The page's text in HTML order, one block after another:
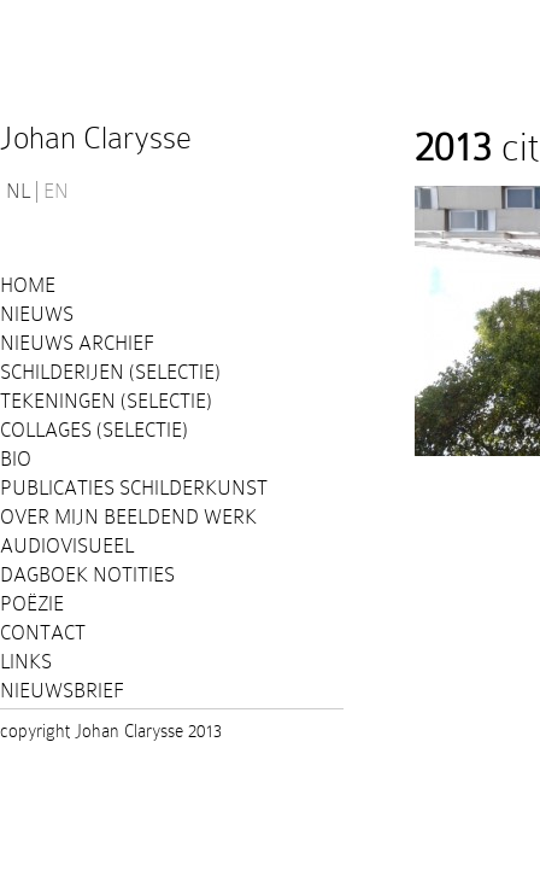
Johan Clarysse
NL EN
HOME
NIEUWS
NIEUWS ARCHIEF
SCHILDERIJEN (SELECTIE)
TEKENINGEN (SELECTIE)
COLLAGES (SELECTIE)
BIO
PUBLICATIES SCHILDERKUNST
OVER MIJN BEELDEND WERK
AUDIOVISUEEL
DAGBOEK NOTITIES
POËZIE
CONTACT
LINKS
NIEUWSBRIEF
2013
copyright Johan Clarysse 2013